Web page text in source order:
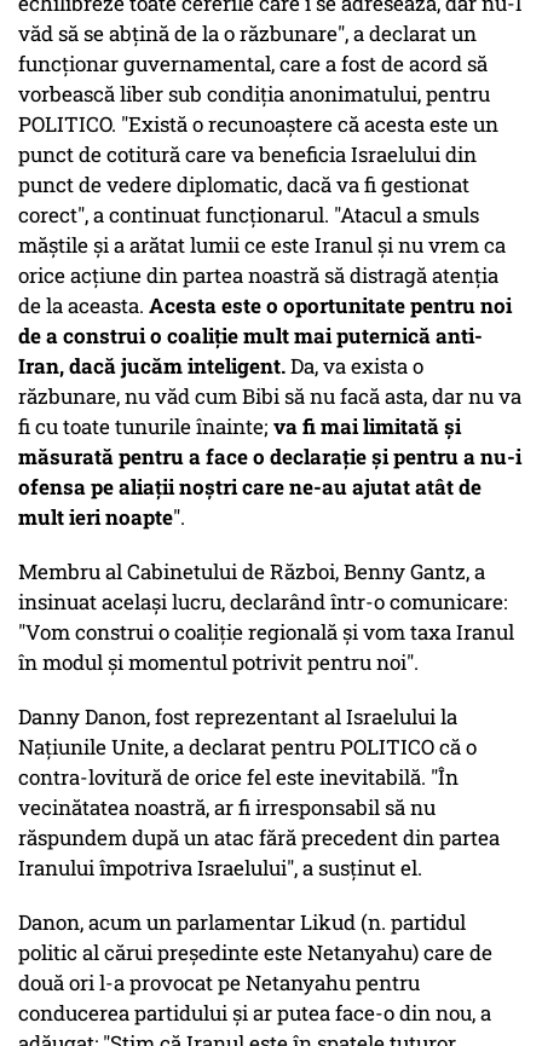
văd să se abțină de la o răzbunare", a declarat un
funcționar guvernamental, care a fost de acord să
vorbească liber sub condiția anonimatului, pentru
POLITICO. "Există o recunoaștere că acesta este un
punct de cotitură care va beneficia Israelului din
punct de vedere diplomatic, dacă va fi gestionat
corect", a continuat funcționarul. "Atacul a smuls
măștile și a arătat lumii ce este Iranul și nu vrem ca
orice acțiune din partea noastră să distragă atenția
de la aceasta. Acesta este o oportunitate pentru noi
de a construi o coaliție mult mai puternică anti-
Iran, dacă jucăm inteligent.Da, va exista o
răzbunare, nu văd cum Bibi să nu facă asta, dar nu va
fi cu toate tunurile înainte; va fi mai limitată și
măsurată pentru a face o declarație și pentru a nu-i
ofensa pe aliații noștri care ne-au ajutat atât de
mult ieri noapte".
Membru al Cabinetului de Război, Benny Gantz, a
insinuat același lucru, declarând într-o comunicare:
"Vom construi o coaliție regională și vom taxa Iranul
în modul și momentul potrivit pentru noi".
Danny Danon, fost reprezentant al Israelului la
Națiunile Unite, a declarat pentru POLITICO că o
contra-lovitură de orice fel este inevitabilă. "În
vecinătatea noastră, ar fi irresponsabil să nu
răspundem după un atac fără precedent din partea
Iranului împotriva Israelului", a susținut el.
Danon, acum un parlamentar Likud (n. partidul
politic al cărui președinte este Netanyahu) care de
două ori l-a provocat pe Netanyahu pentru
conducerea partidului și ar putea face-o din nou, a